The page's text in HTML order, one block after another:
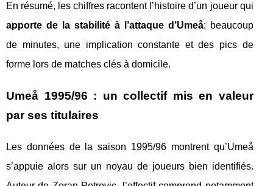
En résumé, les chiffres racontent l’histoire d’un joueur qui
apporte de la stabilité à l’attaque d’Umeå: beaucoup
de minutes, une implication constante et des pics de
forme lors de matches clés à domicile.
Umeå 1995/96 : un collectif mis en valeur
par ses titulaires
Les données de la saison 1995/96 montrent qu’Umeå
s’appuie alors sur un noyau de joueurs bien identifiés.